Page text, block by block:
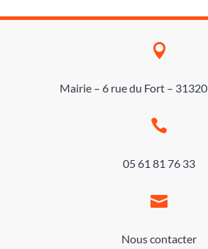

Mairie – 6 rue du Fort –

05 61 81 76 33

Nous contacter